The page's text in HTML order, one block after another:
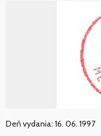
Deň vydania: 16. 06. 1997